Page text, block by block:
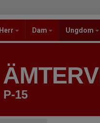
Herr Dam Ungdom
P-15